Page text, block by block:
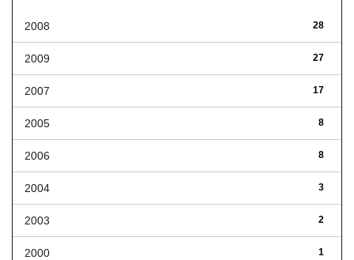
28
2008
27
2009
17
2007
8
2005
8
2006
3
2004
2
2003
1
2000